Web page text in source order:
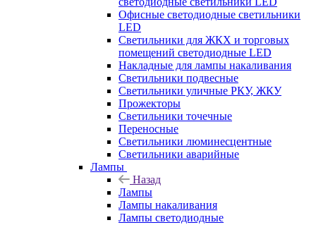
Офисные светодиодные светильники
LED
Светильники для ЖКХ и торговых
помещений светодиодные LED
Накладные для лампы накаливания
Светильники подвесные
Светильники уличные РКУ, ЖКУ
Прожекторы
Cветильники точечные
Переносные
Светильники люминесцентные
Светильники аварийные
Лампы
Назад
Лампы
Лампы накаливания
Лампы светодиодные